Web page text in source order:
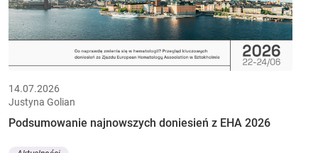
14.07.2026
Justyna Golian
Podsumowanie najnowszych doniesień z EHA 2026